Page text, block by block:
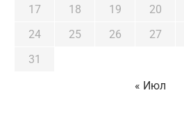
17
18 19 20
24
25 26 27
31
« Июл